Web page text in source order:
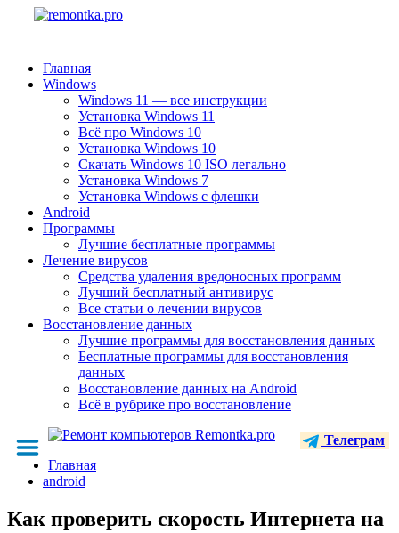
Главная
Windows
Windows 11 — все инструкции
Установка Windows 11
Всё про Windows 10
Установка Windows 10
Скачать Windows 10 ISO легально
Установка Windows 7
Установка Windows с флешки
Android
Программы
Лучшие бесплатные программы
Лечение вирусов
Средства удаления вредоносных программ
Лучший бесплатный антивирус
Все статьи о лечении вирусов
Восстановление данных
Лучшие программы для восстановления данных
Бесплатные программы для восстановления
данных
Восстановление данных на Android
Всё в рубрике про восстановление
Телеграм
Главная
android
Как проверить скорость Интернета на